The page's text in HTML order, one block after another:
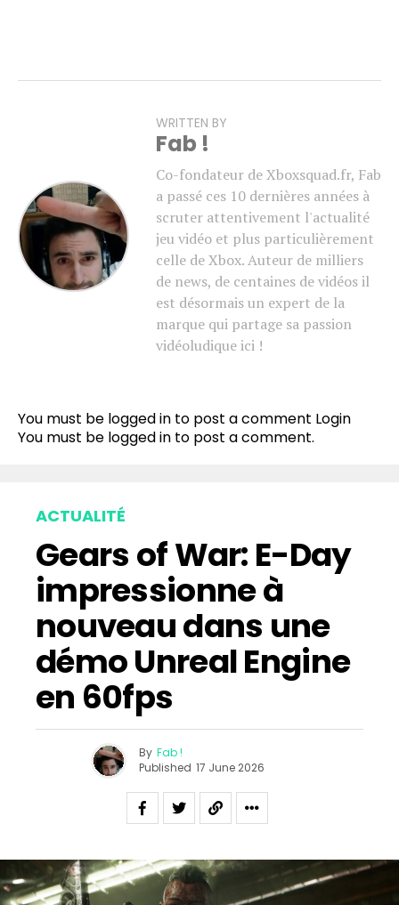
WRITTEN BY
Fab !
Co-fondateur de Xboxsquad.fr, Fab
a passé ces 10 dernières années à
scruter attentivement l'actualité
jeu vidéo et plus particulièrement
celle de Xbox. Auteur de milliers
de news, de centaines de vidéos il
est désormais un expert de la
marque qui partage sa passion
vidéoludique ici !
You must be logged in to post a comment Login
You must be logged in to post a comment.
ACTUALITÉ
Gears of War: E-Day
impressionne à
nouveau dans une
démo Unreal Engine
en 60fps
By Fab !
Published 17 June 2026